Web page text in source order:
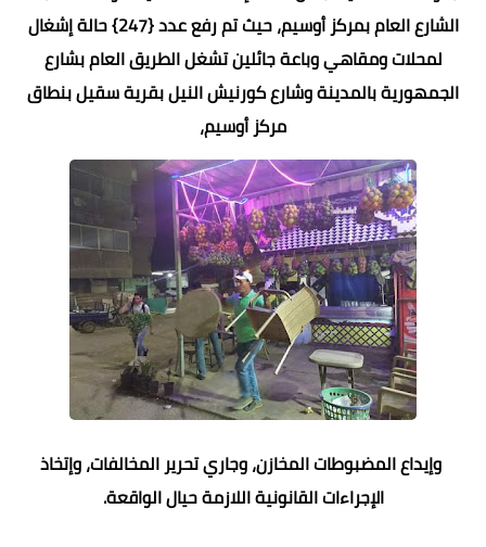
الشارع العام بمركز أوسيم، حيث تم رفع عدد {247} حالة إشغال
لمحلات ومقاهي وباعة جائلين تشغل الطريق العام بشارع
الجمهورية بالمدينة وشارع كورنيش النيل بقرية سقيل بنطاق
مركز أوسيم،
وإيداع المضبوطات المخازن، وجاري تحرير المخالفات، وإتخاذ
الإجراءات القانونية اللازمة حيال الواقعة.